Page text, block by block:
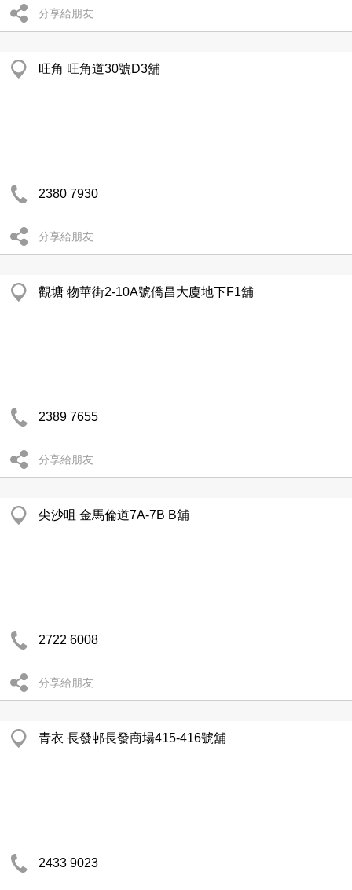
分享給朋友
旺角 旺角道30號D3舖
2380 7930
分享給朋友
觀塘 物華街2-10A號僑昌大廈地下F1舖
2389 7655
分享給朋友
尖沙咀 金馬倫道7A-7B B舖
2722 6008
分享給朋友
青衣 長發邨長發商場415-416號舖
2433 9023